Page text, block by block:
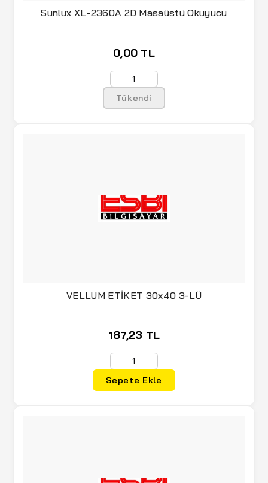
Sunlux XL-2360A 2D Masaüstü Okuyucu
0,00 TL
Tükendi
VELLUM ETİKET 30x40 3-LÜ
187,23 TL
Sepete Ekle